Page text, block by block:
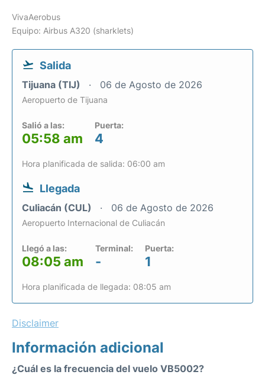
VivaAerobus
Equipo: Airbus A320 (sharklets)
Salida
Tijuana (TIJ) 06 de Agosto de 2026
Aeropuerto de Tijuana
Salió a las:
05:58 am
Puerta:
4
Hora planificada de salida: 06:00 am
Llegada
Culiacán (CUL) 06 de Agosto de 2026
Aeropuerto Internacional de Culiacán
Llegó a las:
08:05 am
Terminal:
-
Puerta:
1
Hora planificada de llegada: 08:05 am
Disclaimer
Información adicional
¿Cuál es la frecuencia del vuelo VB5002?